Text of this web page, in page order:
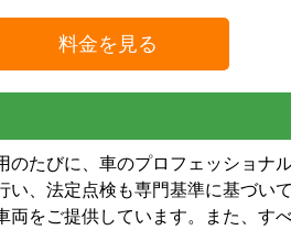
料金を見る
のたびに、車のプロフェッショナ
い、法定点検も専門基準に基づい
両をご提供しています。また、す